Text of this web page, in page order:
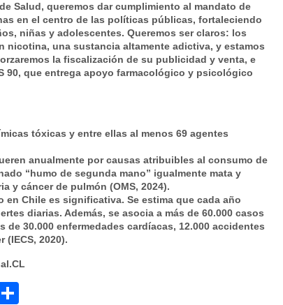
Salud, queremos dar cumplimiento al mandato de
en el centro de las políticas públicas, fortaleciendo
niñas y adolescentes. Queremos ser claros: los
nicotina, una sustancia altamente adictiva, y estamos
la fiscalización de su publicidad y venta, e
90, que entrega apoyo farmacológico y psicológico
tóxicas y entre ellas al menos 69 agentes
anualmente por causas atribuibles al consumo de
“humo de segunda mano” igualmente mata y
y cáncer de pulmón (OMS, 2024).
en Chile es significativa. Se estima que cada año
diarias. Además, se asocia a más de 60.000 casos
30.000 enfermedades cardíacas, 12.000 accidentes
(IECS, 2020).
P